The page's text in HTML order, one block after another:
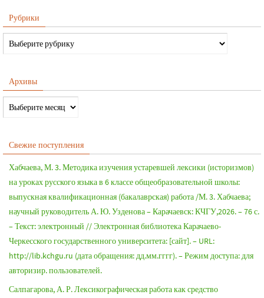
Рубрики
Архивы
Свежие поступления
Хабчаева, М. 3. Методика изучения устаревшей лексики (историзмов)
на уроках русского языка в 6 классе общеобразовательной школы:
выпускная квалификационная (бакалаврская) работа /М. 3. Хабчаева;
научный руководитель А. Ю. Узденова – Карачаевск: КЧГУ,2026. – 76 с.
– Текст: электронный // Электронная библиотека Карачаево-
Черкесского государственного университета: [сайт]. – URL:
http://lib.kchgu.ru (дата обращения: дд.мм.гггг). – Режим доступа: для
авторизир. пользователей.
Салпагарова, А. Р. Лексикографическая работа как средство